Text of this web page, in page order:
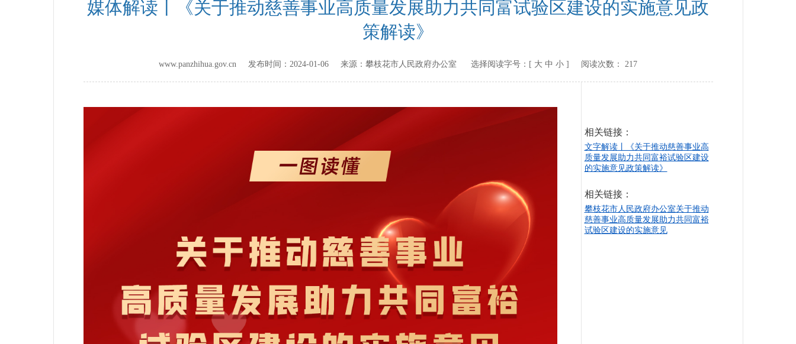
媒体解读丨《关于推动慈善事业高质量发展助力共同富试验区建设的实施意见政
策解读》
www.panzhihua.gov.cn 发布时间： 2024-01-06 来源： 攀枝花市人民政府办公室 选择阅读字号：[ 大 中 小 ] 阅读次数： 217
相关链接：
文字解读丨《关于推动慈善事业高
质量发展助力共同富裕试验区建设
的实施意见政策解读》
相关链接：
攀枝花市人民政府办公室关于推动
慈善事业高质量发展助力共同富裕
试验区建设的实施意见